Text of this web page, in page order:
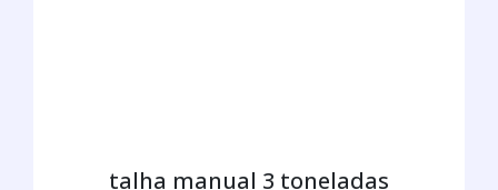
talha manual 3 toneladas